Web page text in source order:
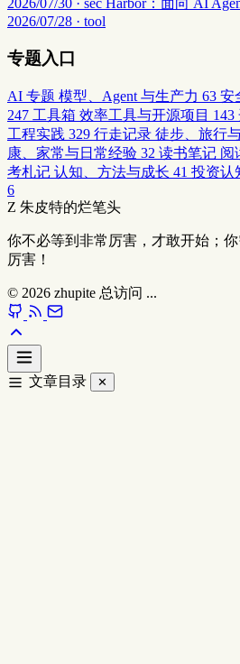
2026/07/30 · sec Harbor：面向 AI
2026/07/28 · tool
专题入口
AI 专题 模型、Agent 与生产力 63 安
247 工具箱 效率工具与开源项目 143
工程实践 329 行走记录 徒步、旅行
康、家常与日常经验 32 读书笔记 阅
考札记 认知、方法与成长 41 投资认
6
Z 朱皮特的烂笔头
你不必等到非常厉害，才敢开始；
厉害！
© 2026 zhupite 总访问 ...
文章目录 ✕